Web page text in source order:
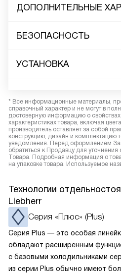
ДОПОЛНИТЕЛЬНЫЕ
БЕЗОПАСНОСТЬ
УСТАНОВКА
* Все информационные материалы,
справочный характер и не могут в
достоверную информацию о
характеристиках товара, включая
производитель оставляет за собой
конструкцию, дизайн и комплектацию
уведомления. Перед оформлением
обратиться к Продавцу для уточнения
Товара. Подробная информация о
на упаковке товара. Используемое
Технологии
Liebherr
Cерия «Плюс» (Plus)
Серия Plus — это особая
обладают расширенным
с базовыми холодильниками
из серии Plus обычно имеют